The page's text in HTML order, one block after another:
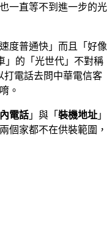
一直等不到進一步的光
度普通快」而且「好像
」的「光世代」不對稱
打電話去問中華電信客
。
電話 」與「 裝機地址 」
個家都不在供裝範圍，